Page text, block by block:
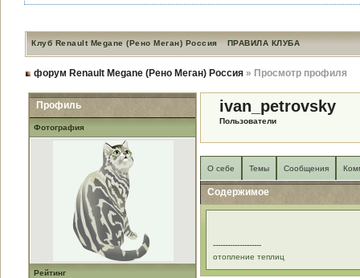
Клуб Renault Megane (Рено Меган) Россия ПРАВИЛА КЛУБА
форум Renault Megane (Рено Меган) Россия » Просмотр профиля
Профиль
Фотография
Рейтинг
ivan_petrovsky
Пользователи
О себе Темы Сообщения
Содержимое
--------------------
отопление теплиц